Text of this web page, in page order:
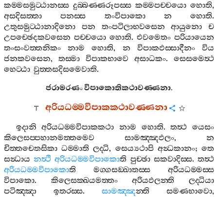
කම‍්මසමුට‍්ඨානස‍්ස දුබ‍්බණ‍්ණරූපස‍්ස කම‍්මපච‍්චයො හොති,
අසදිසත‍්තා
පනස‍්ස තංවිපාකො න හොති.
උතුසමුට‍්ඨානාදිනො
පන තංපටිලාභවසෙන ආයුනො
ච
උපච‍්ඡෙදකවසෙන පච‍්චයො හොති. එවමෙතං පරියායෙන
තංසංවත‍්තනිකං
නාම හොති, න විපාකඵස‍්සාදීනං
විය
ජනකවසෙන, තස‍්මා විපාකභාවෙ අසාධකං. සෙසමෙත්‍ථ
හෙට‍්ඨා වුත‍්තසදිසමෙවාති.
ජරාමරණංවිපාකොතිකථාවණ‍්ණනා.
අරියධම‍්මවිපාකකථාවණ‍්ණනා
ඉදානි අරියධම‍්මවිපාකකථා නාම හොති.තත්‍ථ යෙසං
කිලෙසප‍්පහානමත‍්තමෙව
සාමඤ‍්ඤඵලං, න
චිත‍්තචෙතසිකා ධම‍්මාති ලද‍්ධි, සෙය්‍යථාපි අන්‍ධකානං;තෙ
සන්‍ධාය නත්‍ථි අරියධම‍්මවිපාකොති පුච‍්ඡා සකවාදිස‍්ස.තත්‍ථ
අරියධම‍්මවිපාකොති මග‍්ගසඞ‍්ඛාතස‍්ස
අරියධම‍්මස‍්ස
විපාකො. කිලෙසක‍්ඛයමත‍්තං අරියඵලන‍්ති
ලද‍්ධියා
පටිඤ‍්ඤා
ඉතරස‍්ස. සාමඤ‍්ඤන‍්ති සමණභාවො,